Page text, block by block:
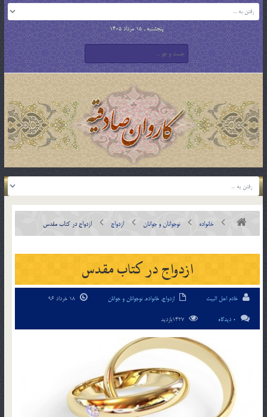
پنجشنبه , 15 مرداد 1405
خانواده نوجوانان و جوانان ازدواج ازدواج در کتاب مقدس
ازدواج در کتاب مقدس
خادم اهل البیت ازدواج, خانواده, نوجوانان و جوانان
0 دیدگاه